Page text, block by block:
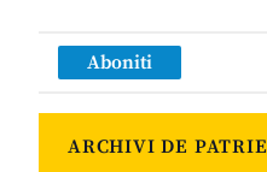
Aboniti
ARCHIVI DE PATRIE